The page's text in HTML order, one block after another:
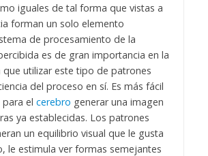
iguales de tal forma que vistas a
forman un solo elemento
de procesamiento de la
es de gran importancia en la
que utilizar este tipo de patrones
del proceso en sí. Es más fácil
el cerebro generar una imagen
ya establecidas. Los patrones
un equilibrio visual que le gusta
le estimula ver formas semejantes